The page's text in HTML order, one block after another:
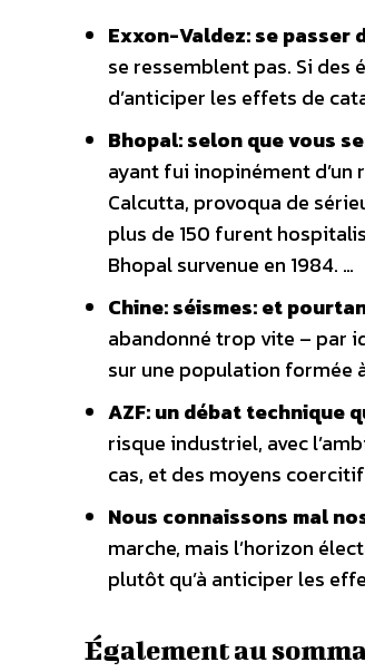
Exxon-Valdez: se
se ressemblent pas. Si
d’anticiper les effets de
Bhopal: selon que vous
ayant fui inopinément d’un
Calcutta, provoqua de
plus de 150 furent
Bhopal survenue en 1984. …
Chine: séismes: et
abandonné trop vite – par
sur une population formée
AZF: un débat technique
risque industriel, avec
cas, et des moyens
Nous connaissons mal
marche, mais l’horizon
plutôt qu’à anticiper les
Également au